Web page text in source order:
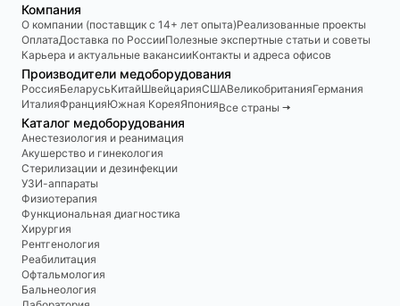
Компания
О компании (поставщик с 14+ лет опыта)Реализованные проекты
ОплатаДоставка по РоссииПолезные экспертные статьи и советы
Карьера и актуальные вакансииКонтакты и адреса офисов
Производители медоборудования
РоссияБеларусьКитайШвейцарияСШАВеликобританияГермания
ИталияФранцияЮжная КореяЯпонияВсе страны 🠆
Каталог медоборудования
Анестезиология и реанимация
Акушерство и гинекология
Стерилизации и дезинфекции
УЗИ-аппараты
Физиотерапия
Функциональная диагностика
Хирургия
Рентгенология
Реабилитация
Офтальмология
Бальнеология